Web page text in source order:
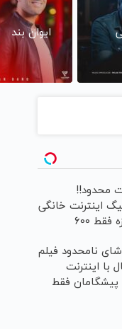
ایوان بند
محدود!!
اینترنت خانگی
180 روزه فقط 600
نامحدود فیلم
با اینترنت
پیشگامان فقط